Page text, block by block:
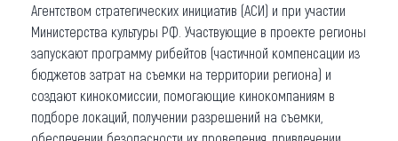
Агентством стратегических инициатив (АСИ) и при участии
Министерства культуры РФ. Участвующие в проекте регионы
запускают программу рибейтов (частичной компенсации из
бюджетов затрат на съемки на территории региона) и
создают кинокомиссии, помогающие кинокомпаниям в
подборе локаций, получении разрешений на съемки,